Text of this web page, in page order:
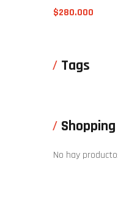
$280.000
Tags
No hay